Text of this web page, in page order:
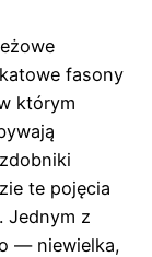
fasony
którym
te pojęcia
Jednym z
— niewielka,